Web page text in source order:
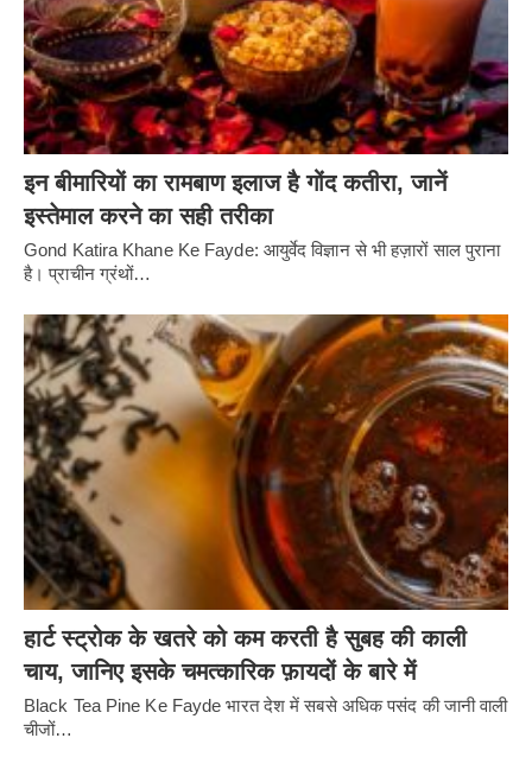
इन बीमारियों का रामबाण इलाज है गोंद कतीरा, जानें
इस्तेमाल करने का सही तरीका
Gond Katira Khane Ke Fayde: आयुर्वेद विज्ञान से भी हज़ारों साल पुराना
है। प्राचीन ग्रंथों…
हार्ट स्ट्रोक के खतरे को कम करती है सुबह की काली
चाय, जानिए इसके चमत्कारिक फ़ायदों के बारे में
Black Tea Pine Ke Fayde भारत देश में सबसे अधिक पसंद की जानी वाली
चीजों…